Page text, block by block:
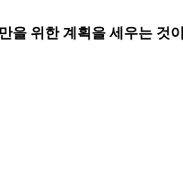
위한 계획을 세우는 것